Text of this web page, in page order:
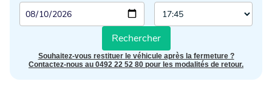
Rechercher
Souhaitez-vous restituer le véhicule après la fermeture ?
Contactez-nous au 0492 22 52 80 pour les modalités de retour.